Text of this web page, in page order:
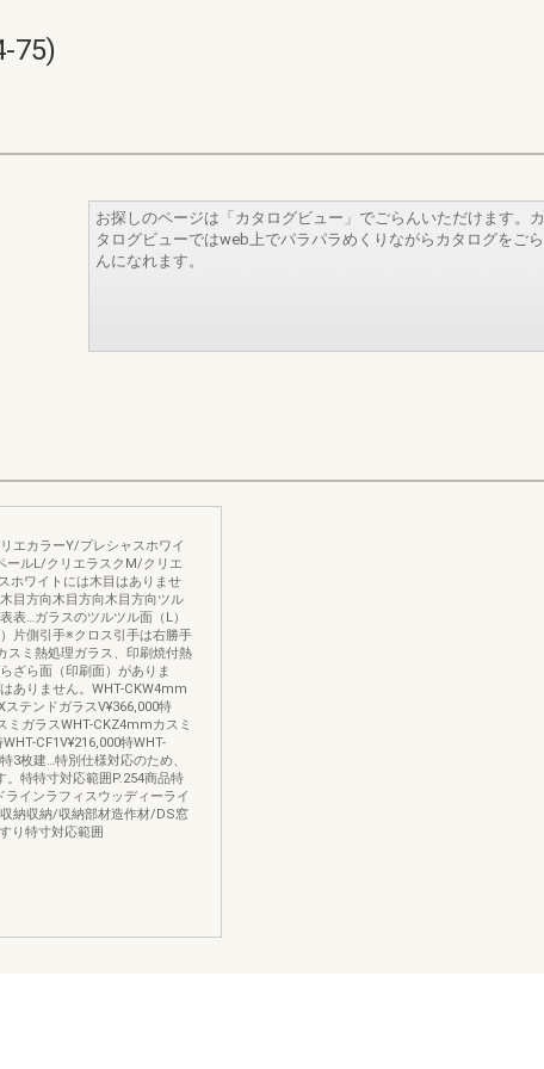
75)
お探しのページは「カタログビュー」でごらんいただけます。カ
タログビューではweb上でパラパラめくりながらカタログをごら
んになれます。
エカラーY/プレシャスホワイ
ールL/クリエラスクM/クリエ
ホワイトには木目はありませ
目方向木目方向木目方向ツル
表…ガラスのツルツル面（L）
片側引手※クロス引手は右勝手
スミ熱処理ガラス、印刷焼付熱
ざら面（印刷面）がありま
ありません。WHT-CKW4mm
テンドガラスV¥366,000特
ミガラスWHT-CKZ4mmカスミ
CF1V¥216,000特WHT-
3枚建…特別仕様対応のため、
特特寸対応範囲P.254商品特
インラフィスウッディーライ
納収納/収納部材造作材/DS窓
り特寸対応範囲